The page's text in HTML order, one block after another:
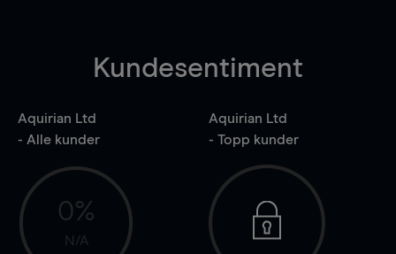
Kundesentiment
Aquirian Ltd
- Alle kunder
0%
N/A
Aquirian Ltd
- Topp kunder